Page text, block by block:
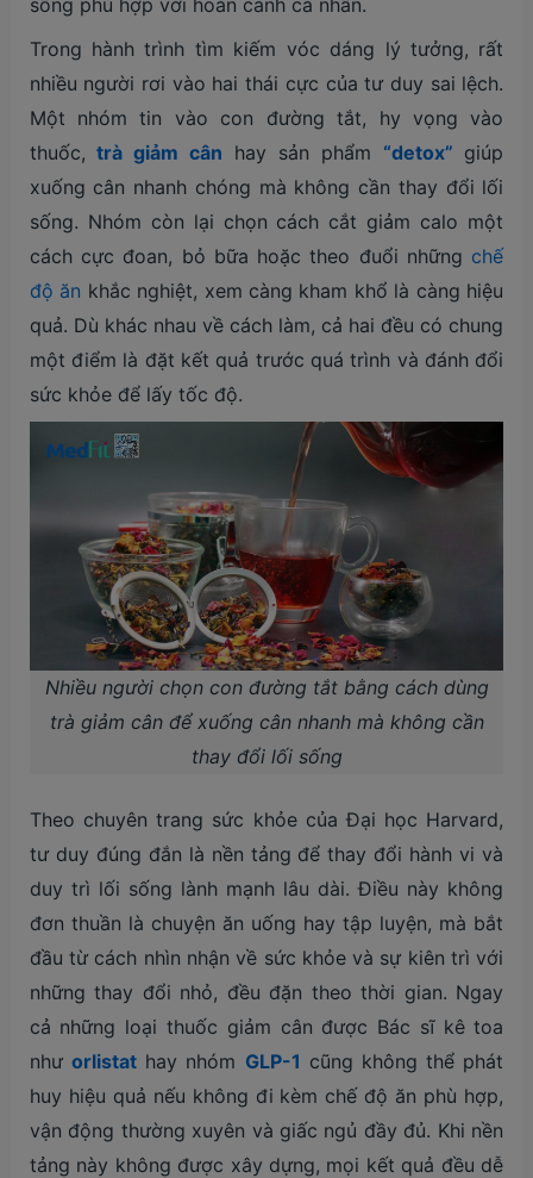
sống phù hợp với hoàn cảnh cá nhân.
Trong hành trình tìm kiếm vóc dáng lý tưởng, rất
nhiều người rơi vào hai thái cực của tư duy sai lệch.
Một nhóm tin vào con đường tắt, hy vọng vào
thuốc,trà giảm cân hay sản phẩm “detox” giúp
xuống cân nhanh chóng mà không cần thay đổi lối
sống. Nhóm còn lại chọn cách cắt giảm calo một
cách cực đoan, bỏ bữa hoặc theo đuổi những chế
độ ăn khắc nghiệt, xem càng kham khổ là càng hiệu
quả. Dù khác nhau về cách làm, cả hai đều có chung
một điểm là đặt kết quả trước quá trình và đánh đổi
sức khỏe để lấy tốc độ.
Nhiều người chọn con đường tắt bằng cách dùng
trà giảm cân để xuống cân nhanh mà không cần
thay đổi lối sống
Theo chuyên trang sức khỏe của Đại học Harvard,
tư duy đúng đắn là nền tảng để thay đổi hành vi và
duy trì lối sống lành mạnh lâu dài. Điều này không
đơn thuần là chuyện ăn uống hay tập luyện, mà bắt
đầu từ cách nhìn nhận về sức khỏe và sự kiên trì với
những thay đổi nhỏ, đều đặn theo thời gian. Ngay
cả những loại thuốc giảm cân được Bác sĩ kê toa
như orlistathay nhóm GLP-1 cũng không thể phát
huy hiệu quả nếu không đi kèm chế độ ăn phù hợp,
vận động thường xuyên và giấc ngủ đầy đủ. Khi nền
tảng này không được xây dựng, mọi kết quả đều dễ